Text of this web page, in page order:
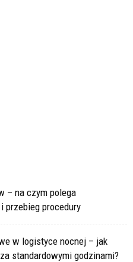
– na czym polega
przebieg procedury
w logistyce nocnej – jak
standardowymi godzinami?